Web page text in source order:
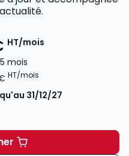
HT/mois
mois
HT/mois
31/12/27
Cabinet comptable